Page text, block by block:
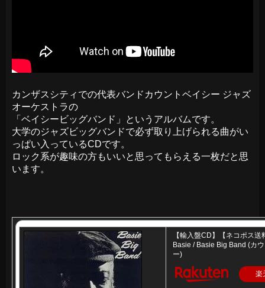
カンザスシティでの代表バンドカウントベイシー ジャズ
オーケストラの
「ベイシービッグバンド」というアルバムです。
大学のジャズビッグバンドで必ず取り上げられる曲がい
っぱい入っているCDです。
ロック系が趣味の方もいいと思ってもらえる一枚だと思
います。
【輸入盤CD】【ネコポス
Basie / Basie Big Band (カ
ー)
楽